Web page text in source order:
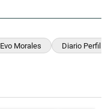
Evo Morales Diario Perfil